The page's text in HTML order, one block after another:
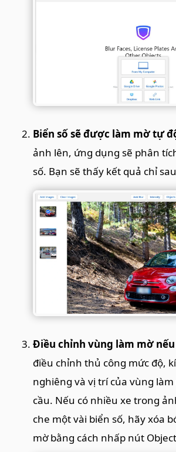
Biển số sẽ được làm mờ tự
ảnh lên, ứng dụng sẽ phân
số. Bạn sẽ thấy kết quả chỉ
Điều chỉnh vùng làm mờ nếu
điều chỉnh thủ công mức độ,
nghiêng và vị trí của vùng
cầu. Nếu có nhiều xe trong
che một vài biển số, hãy xóa
mờ bằng cách nhấp nút